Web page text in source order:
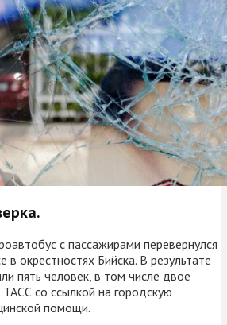
с пассажирами перевернулся
в окрестностях Бийска. В результате
пять человек, в том числе двое
со ссылкой на городскую
помощи.